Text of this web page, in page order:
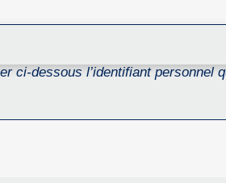
ci-dessous l’identifiant personnel